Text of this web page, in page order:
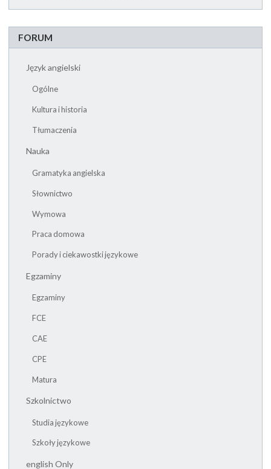
FORUM
Język angielski
Ogólne
Kultura i historia
Tłumaczenia
Nauka
Gramatyka angielska
Słownictwo
Wymowa
Praca domowa
Porady i ciekawostki językowe
Egzaminy
Egzaminy
FCE
CAE
CPE
Matura
Szkolnictwo
Studia językowe
Szkoły językowe
english Only